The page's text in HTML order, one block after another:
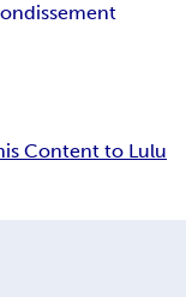
Content to Lulu